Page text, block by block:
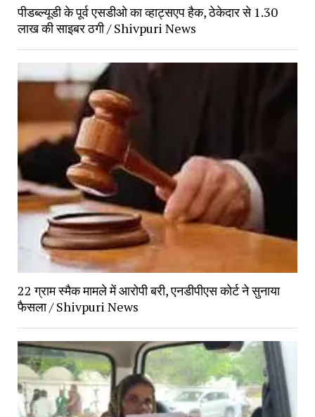
पीडब्ल्यूडी के पूर्व एसडीओ का व्हाट्सएप हैक, ठेकेदार से 1.30
लाख की साइबर ठगी / Shivpuri News
22 ग्राम स्मैक मामले में आरोपी बरी, एनडीपीएस कोर्ट ने सुनाया
फैसला / Shivpuri News